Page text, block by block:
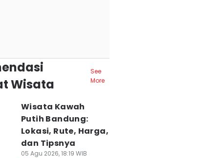
Wisata
See
More
Wisata Kawah
Putih Bandung:
Lokasi, Rute, Harga,
dan Tipsnya
05 Agu 2026, 18:19 WIB